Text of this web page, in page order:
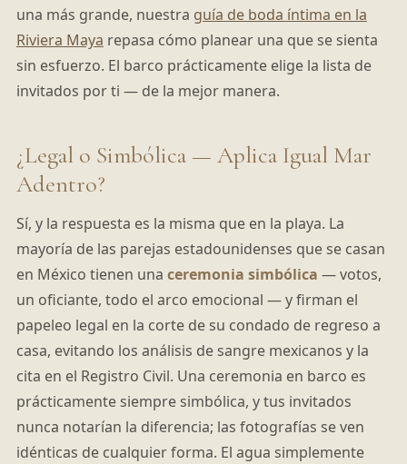
una más grande, nuestra guía de boda íntima en la
Riviera Maya repasa cómo planear una que se sienta
sin esfuerzo. El barco prácticamente elige la lista de
invitados por ti — de la mejor manera.
¿Legal o Simbólica — Aplica Igual Mar
Adentro?
Sí, y la respuesta es la misma que en la playa. La
mayoría de las parejas estadounidenses que se casan
en México tienen una ceremonia simbólica — votos,
un oficiante, todo el arco emocional — y firman el
papeleo legal en la corte de su condado de regreso a
casa, evitando los análisis de sangre mexicanos y la
cita en el Registro Civil. Una ceremonia en barco es
prácticamente siempre simbólica, y tus invitados
nunca notarían la diferencia; las fotografías se ven
idénticas de cualquier forma. El agua simplemente